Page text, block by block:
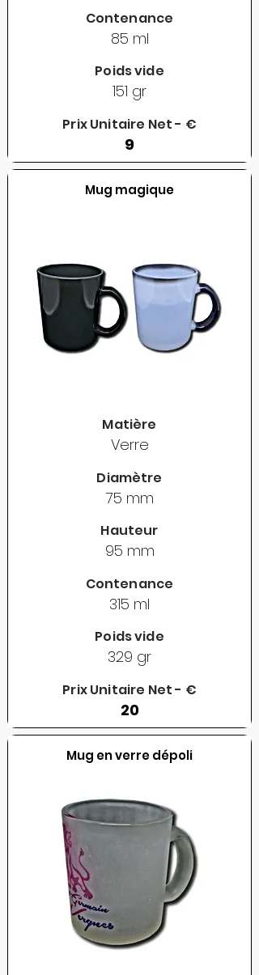
Contenance
85 ml
Poids vide
151 gr
Prix Unitaire Net - €
9
Mug magique
Matière
Verre
Diamètre
75 mm
Hauteur
95 mm
Contenance
315 ml
Poids vide
329 gr
Prix Unitaire Net - €
20
Mug en verre dépoli